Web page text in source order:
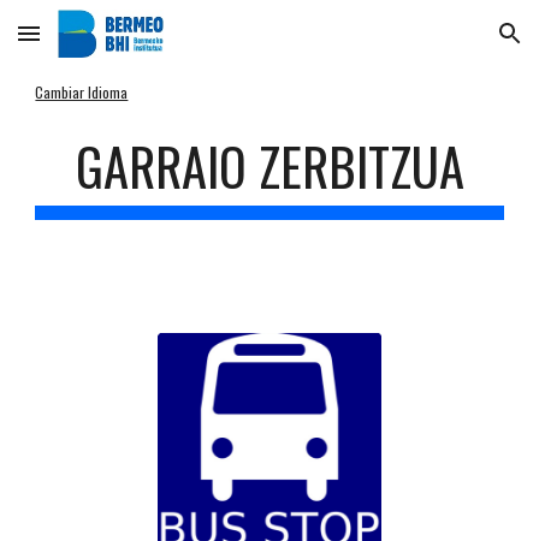
Skip to main content Skip to navigation
Cambiar Idioma
GARRAIO ZERBITZUA